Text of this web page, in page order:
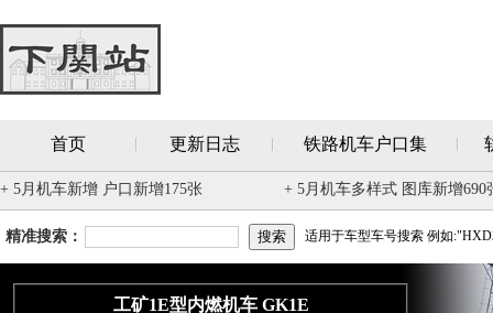
首页 更新日志 铁路机车户口集
+ 5月机车新增 户口新增175张 + 5月机车多样式 图库新增690
精准搜索： 适用于车型车号搜索 例如
工矿1E型内燃机车 GK1E